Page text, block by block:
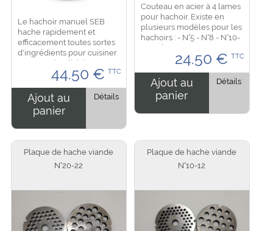
Le hachoir manuel SEB
hache rapidement et
efficacement toutes sortes
d'ingrédients pour cuisiner
en toute simplicité. Les
lames rotatives agissent
comme un mécanisme de
nettoyage en détachant...
44.50 € TTC
Ajout au
panier
Détails
Couteau en acier à 4 lames
pour hachoir. Existe en
plusieurs modèles pour les
hachoirs : - N°5 - N°8 - N°10-
12 - N°20-22 ...
24.50 € TTC
Ajout au
panier
Détails
Plaque de hache viande
N°20-22
Plaque de hache viande
N°10-12